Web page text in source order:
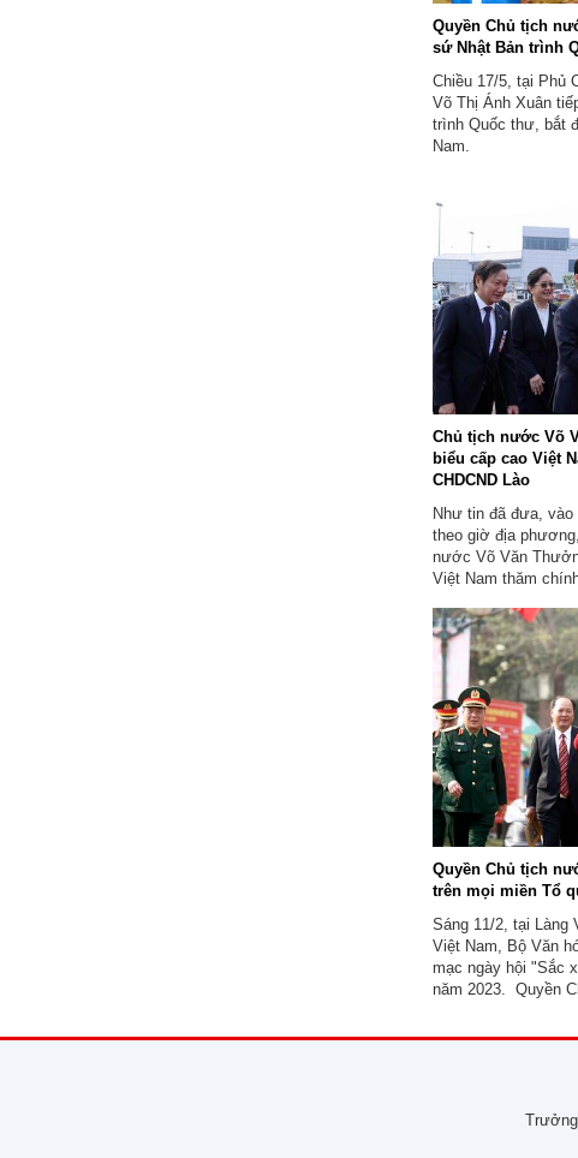
Quyền Chủ tịch
sứ Nhật Bản trình
Chiều 17/5, tại Phủ
Võ Thị Ánh Xuân
trình Quốc thư, bắt
Nam.
Chủ tịch nước Võ
biểu cấp cao Việt
CHDCND Lào
Như tin đã đưa, vào
theo giờ địa
nước Võ Văn
Việt Nam thăm
Chăn. Tổng Bí thư,
Sisoulith chủ ...
Quyền Chủ tịch
trên mọi miền Tổ
Sáng 11/2, tại Làng
Việt Nam, Bộ Văn
mạc ngày hội "Sắc
năm 2023. Quyền